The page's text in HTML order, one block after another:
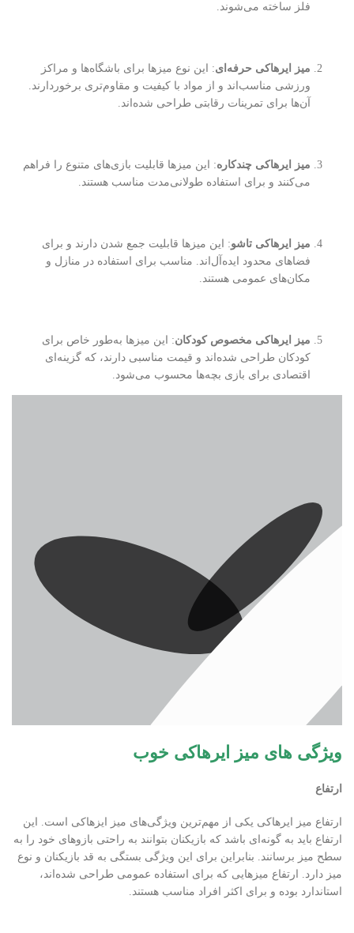
فلز ساخته می‌شوند.
میز ایرهاکی حرفه‌ای: این نوع میزها برای باشگاه‌ها و مراکز
ورزشی مناسب‌اند و از مواد با کیفیت و مقاوم‌تری برخوردارند.
آن‌ها برای تمرینات رقابتی طراحی شده‌اند.
میز ایرهاکی چندکاره: این میزها قابلیت بازی‌های متنوع را فراهم
می‌کنند و برای استفاده طولانی‌مدت مناسب هستند.
میز ایرهاکی تاشو: این میزها قابلیت جمع شدن دارند و برای
فضاهای محدود ایده‌آل‌اند. مناسب برای استفاده در منازل و
مکان‌های عمومی هستند.
میز ایرهاکی مخصوص کودکان: این میزها به‌طور خاص برای
کودکان طراحی شده‌اند و قیمت مناسبی دارند، که گزینه‌ای
اقتصادی برای بازی بچه‌ها محسوب می‌شود.
ویژگی های میز ایرهاکی خوب
ارتفاع
ارتفاع میز ایرهاکی یکی از مهم‌ترین ویژگی‌های میز ایزهاکی است. این
ارتفاع باید به گونه‌ای باشد که بازیکنان بتوانند به راحتی بازوهای خود را به
سطح میز برسانند. بنابراین برای این ویژگی بستگی به قد بازیکنان و نوع
میز دارد. ارتفاع میزهایی که برای استفاده عمومی طراحی شده‌اند،
استاندارد بوده و برای اکثر افراد مناسب هستند.